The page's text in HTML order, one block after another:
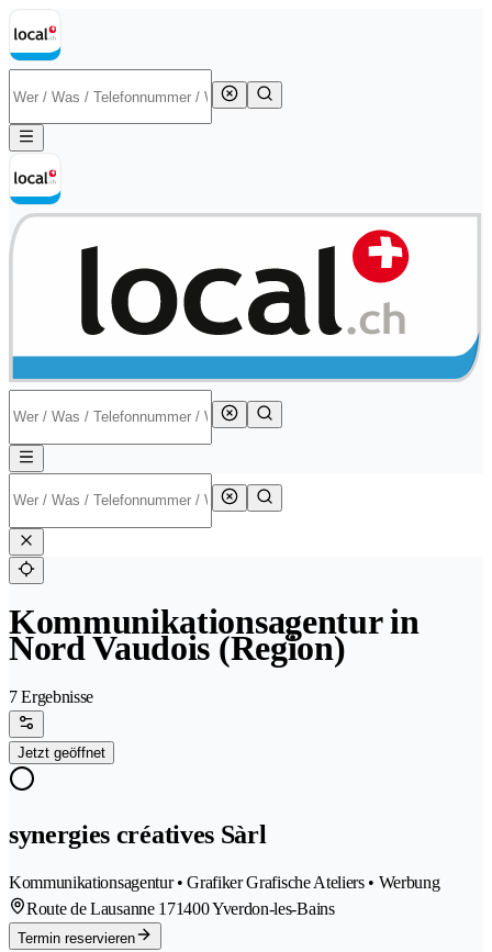
Kommunikationsagentur in
Nord Vaudois (Region)
7 Ergebnisse
Jetzt geöffnet
synergies créatives Sàrl
Kommunikationsagentur • Grafiker Grafische Ateliers • Werbung
Route de Lausanne 171400 Yverdon-les-Bains
Termin reservieren